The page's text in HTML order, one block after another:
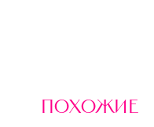
похожие